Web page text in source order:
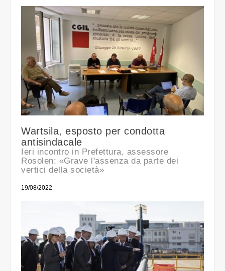
Wartsila, esposto per condotta
antisindacale
Ieri incontro in Prefettura, assessore
Rosolen: «Grave l'assenza da parte dei
vertici della società»
19/08/2022